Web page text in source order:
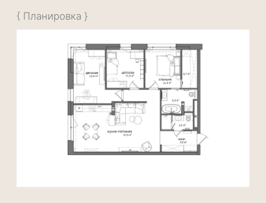
стиля и характера пространства. Именно
поэтому мы тщательно подбираем
материалы, следим за деталями и держим
Мы гордимся тем, что финальный интерьер
будет соответствовать вашим ожиданиям и
тому настроению, которое вы увидели на
3D-визуализации.